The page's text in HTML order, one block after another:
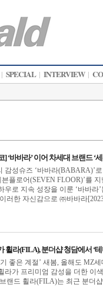
| SPECIAL | INTERVIEW |
] ‘바바라’ 이어 차세대 브랜드 ‘
감성슈즈 ‘바바라(BABARA)’
븐플로어(SEVEN FLOOR)’를
우로 지속 성장을 이룬 ‘바바라
러한 자신감으로 ㈜바바라
휠라(FILA), 분더샵 청담에서 ‘
좋은 계절’ 새봄, 올해도 MZ
라가 프리미엄 감성을 더한 이
랜드 휠라(FILA)는 최근 분더